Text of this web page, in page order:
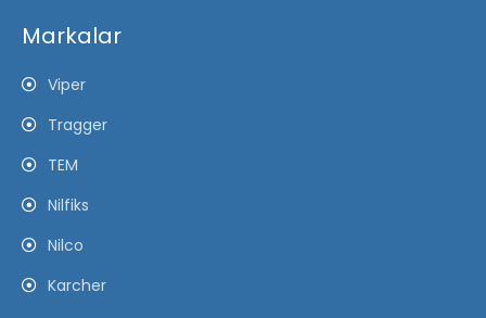
Markalar
Viper
Tragger
TEM
Nilfiks
Nilco
Karcher